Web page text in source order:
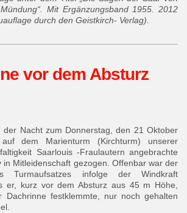
Mit Ergänzungsband 1955. 2012
durch den Geistkirch- Verlag).
vor dem Absturz
der Nacht zum Donnerstag, den 21 Oktober
dem Marienturm (Kirchturm) unserer
Saarlouis -Fraulautern angebrachte
in Mitleidenschaft gezogen. Offenbar war der
Turmaufsatzes infolge der Windkraft
er, kurz vor dem Absturz aus 45 m Höhe,
festklemmte, nur noch gehalten